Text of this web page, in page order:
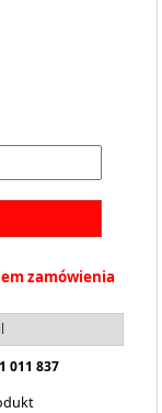
zamówienia
011 837